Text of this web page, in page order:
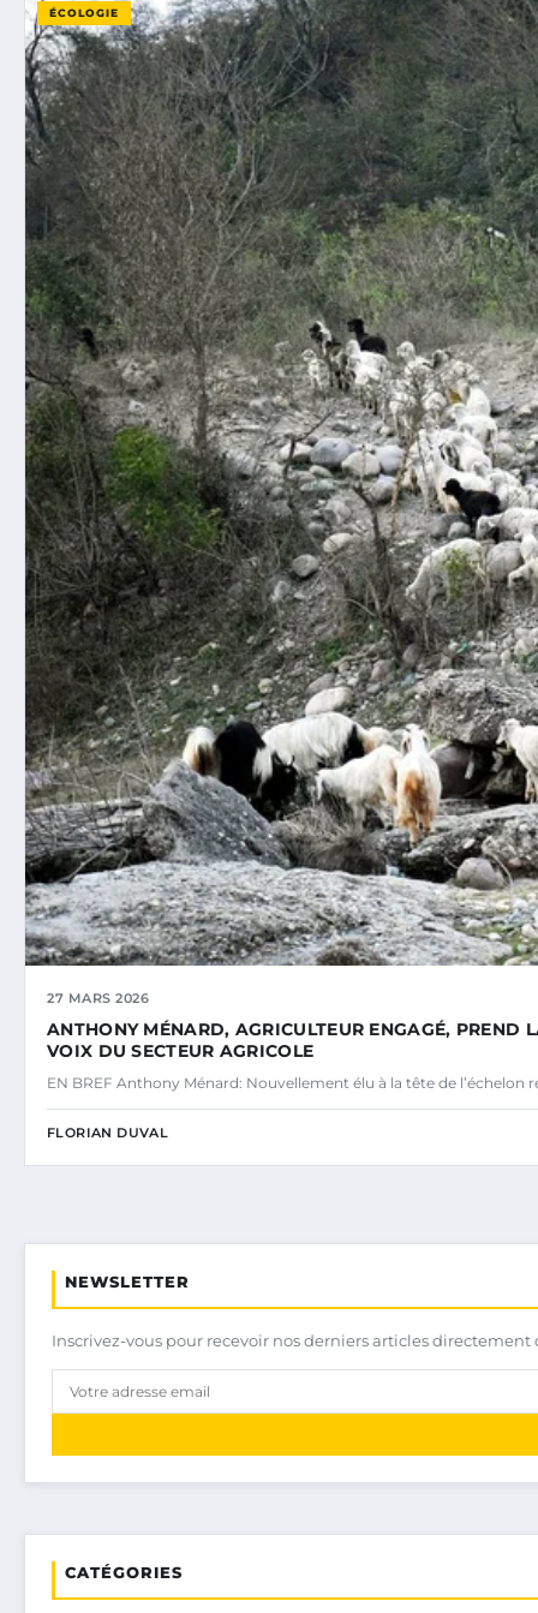
ÉCOLOGIE
27 MARS 2026
ANTHONY MÉNARD, AGRICULTEUR ENGAGÉ, PREND
VOIX DU SECTEUR AGRICOLE
EN BREF Anthony Ménard: Nouvellement élu à la tête de l’échelon
FLORIAN DUVAL
NEWSLETTER
Inscrivez-vous pour recevoir nos derniers articles
CATÉGORIES